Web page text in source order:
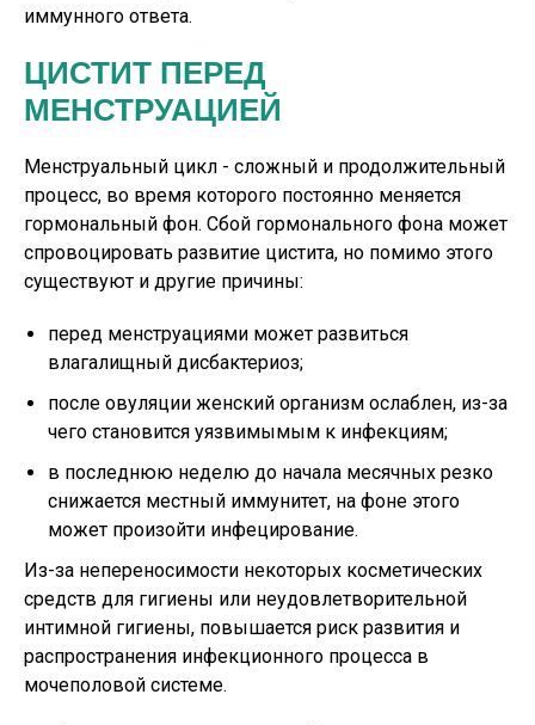
иммунного ответа.
ЦИСТИТ ПЕРЕД
МЕНСТРУАЦИЕЙ
Менструальный цикл - сложный и продолжительный
процесс, во время которого постоянно меняется
гормональный фон. Сбой гормонального фона может
спровоцировать развитие цистита, но помимо этого
существуют и другие причины:
перед менструациями может развиться
влагалищный дисбактериоз;
после овуляции женский организм ослаблен, из-за
чего становится уязвимымым к инфекциям;
в последнюю неделю до начала месячных резко
снижается местный иммунитет, на фоне этого
может произойти инфецирование.
Из-за непереносимости некоторых косметических
средств для гигиены или неудовлетворительной
интимной гигиены, повышается риск развития и
распространения инфекционного процесса в
мочеполовой системе.